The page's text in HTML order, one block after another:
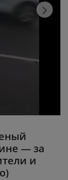
— за
и